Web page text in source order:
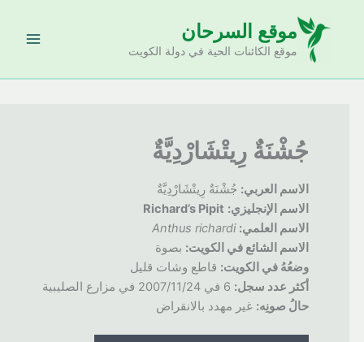
موقع السرحان
موقع الكائنات الحية في دولة الكويت
جُشْنَةٌ رِيتْشَارْدِيَّةٌ
الاسم العربي:جُشْنَةٌ رِيتْشَارْدِيَّةٌ
الاسم الإنجليزي: Richard’s Pipit
الاسم العلمي: Anthus richardi
الاسم الشائع في الكويت:بصوة
وضعُهُ في الكويت:قاطع وشات قليل
أكثر عدد سجل:6 في 2007/11/24 في مزارع الصليبية
حالُ صونِه:غير مهدد بالانقراض